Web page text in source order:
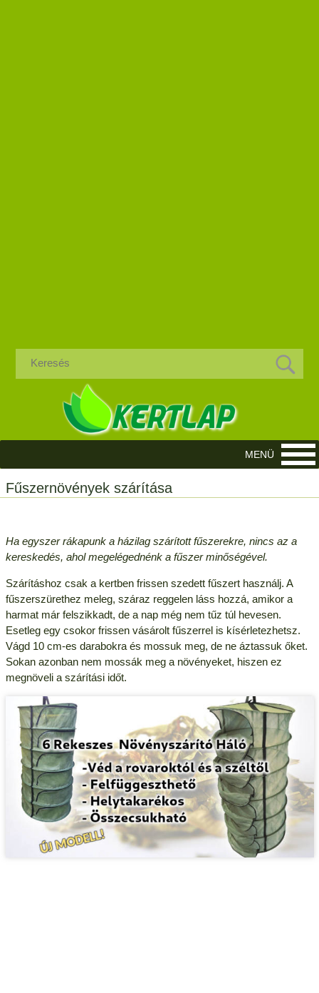
Fűszernövények szárítása
Ha egyszer rákapunk a házilag szárított fűszerekre, nincs az a
kereskedés, ahol megelégednénk a fűszer minőségével.
Szárításhoz csak a kertben frissen szedett fűszert használj. A
fűszerszürethez meleg, száraz reggelen láss hozzá, amikor a
harmat már felszikkadt, de a nap még nem tűz túl hevesen.
Esetleg egy csokor frissen vásárolt fűszerrel is kísérletezhetsz.
Vágd 10 cm-es darabokra és mossuk meg, de ne áztassuk őket.
Sokan azonban nem mossák meg a növényeket, hiszen ez
megnöveli a szárítási időt.